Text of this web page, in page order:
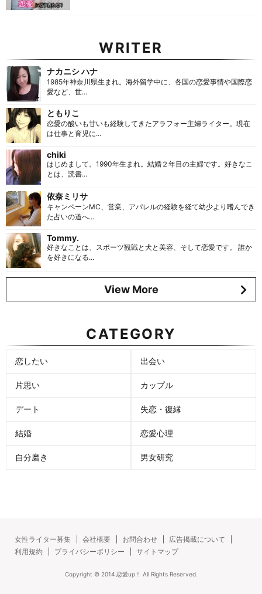
WRITER
ナカニシ ハナ
1985年神奈川県生まれ。海外留学中に、各国の恋愛事情や国際恋
愛など、世...
ともりこ
恋愛の酸いも甘いも経験してきたアラフォー主婦ライター。現在
は仕事と育児に...
chiki
はじめまして。1990年生まれ。結婚２年目の主婦です。好きなこ
とは、読書...
依奈ミリサ
キャンペーンMC、営業、アパレルの経験を経て幼少より嗜んでき
た占いの道へ...
Tommy.
好きなことは、スポーツ観戦と犬と美容、そして恋愛です。 誰か
を好きになる...
View More
CATEGORY
恋したい 出会い
片思い カップル
デート 失恋・復縁
結婚 恋愛心理
自分磨き 男女研究
女性ライター募集 会社概要 お問合わせ
広告掲載について
利用規約
プライバシーポリシー サイトマップ
Copyright © 2014 恋愛up！ All Rights Reserved.